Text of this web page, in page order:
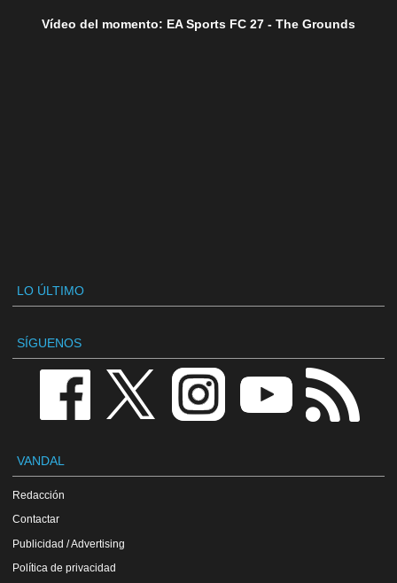
Vídeo del momento: EA Sports FC 27 - The Grounds
LO ÚLTIMO
SÍGUENOS
VANDAL
Redacción
Contactar
Publicidad / Advertising
Política de privacidad